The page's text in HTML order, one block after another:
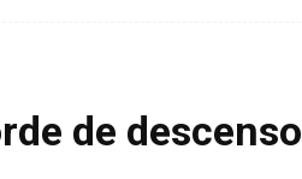
de descenso